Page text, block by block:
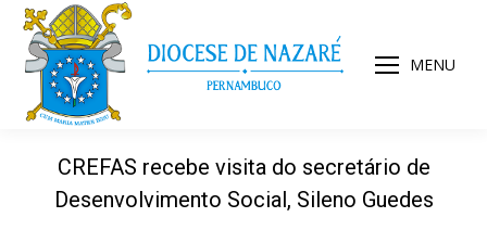
MENU
CREFAS recebe visita do secretário de
Desenvolvimento Social, Sileno Guedes